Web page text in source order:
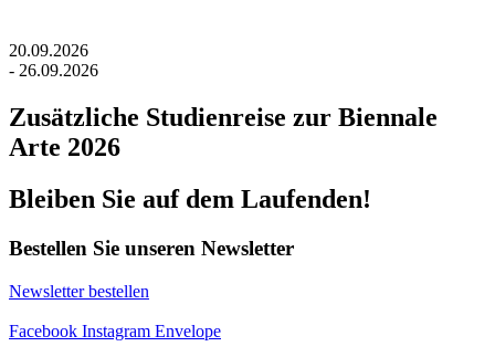
20.09.2026
- 26.09.2026
Zusätzliche Studienreise zur Biennale
Arte 2026
Bleiben Sie auf dem Laufenden!
Bestellen Sie unseren Newsletter
Newsletter bestellen
Facebook Instagram Envelope